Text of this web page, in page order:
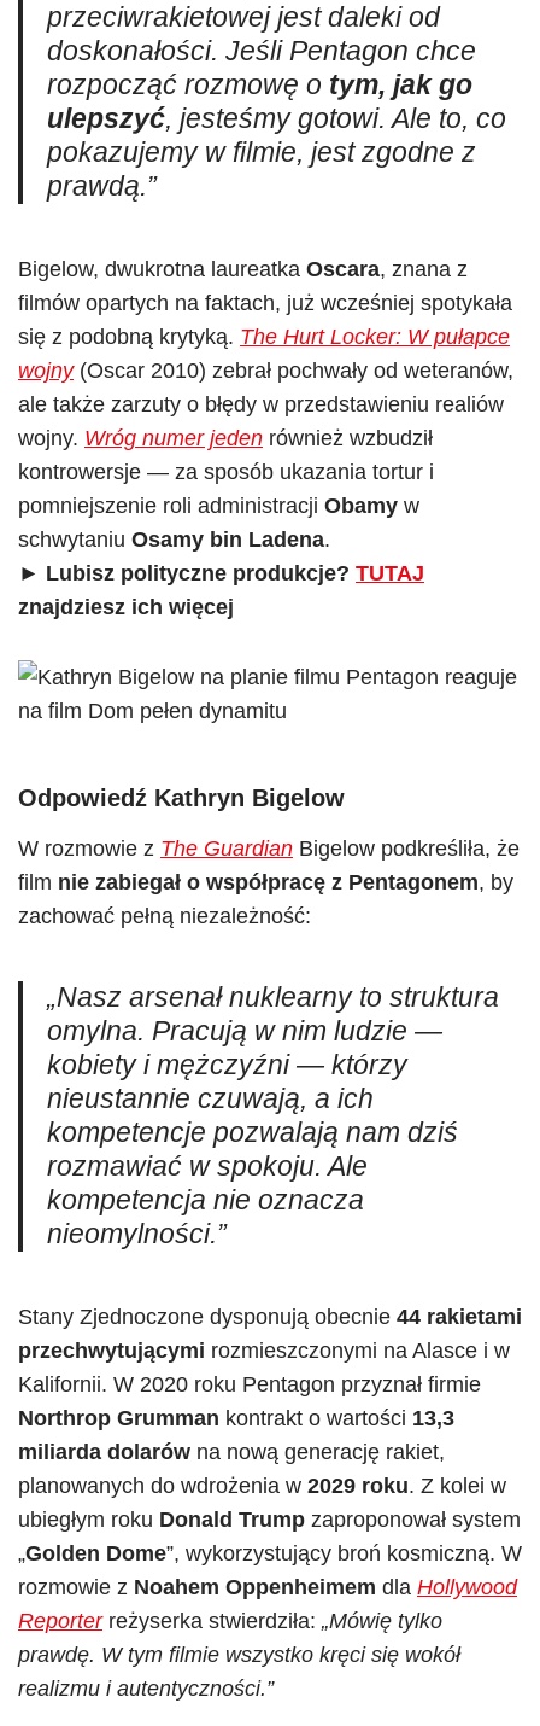
przeciwrakietowej jest daleki od
doskonałości. Jeśli Pentagon chce
rozpocząć rozmowę o tym, jak go
ulepszyć, jesteśmy gotowi. Ale to, co
pokazujemy w filmie, jest zgodne z
prawdą.”
Bigelow, dwukrotna laureatka Oscara, znana z
filmów opartych na faktach, już wcześniej spotykała
się z podobną krytyką. The Hurt Locker: W pułapce
wojny(Oscar 2010) zebrał pochwały od weteranów,
ale także zarzuty o błędy w przedstawieniu realiów
wojny. Wróg numer jeden również wzbudził
kontrowersje — za sposób ukazania tortur i
pomniejszenie roli administracji Obamy w
schwytaniu Osamy bin Ladena.
► Lubisz polityczne produkcje? TUTAJ
znajdziesz ich więcej
Odpowiedź Kathryn Bigelow
W rozmowie z The Guardian Bigelow podkreśliła, że
film nie zabiegał o współpracę z Pentagonem, by
zachować pełną niezależność:
„Nasz arsenał nuklearny to struktura
omylna. Pracują w nim ludzie —
kobiety i mężczyźni — którzy
nieustannie czuwają, a ich
kompetencje pozwalają nam dziś
rozmawiać w spokoju. Ale
kompetencja nie oznacza
nieomylności.”
Stany Zjednoczone dysponują obecnie 44 rakietami
przechwytującymi rozmieszczonymi na Alasce i w
Kalifornii. W 2020 roku Pentagon przyznał firmie
Northrop Grumman kontrakt o wartości 13,3
miliarda dolarów na nową generację rakiet,
planowanych do wdrożenia w 2029 roku. Z kolei w
ubiegłym roku Donald Trump zaproponował system
„Golden Dome”, wykorzystujący broń kosmiczną. W
rozmowie z Noahem Oppenheimem dla Hollywood
Reporterreżyserka stwierdziła: „Mówię tylko
prawdę. W tym filmie wszystko kręci się wokół
realizmu i autentyczności.”